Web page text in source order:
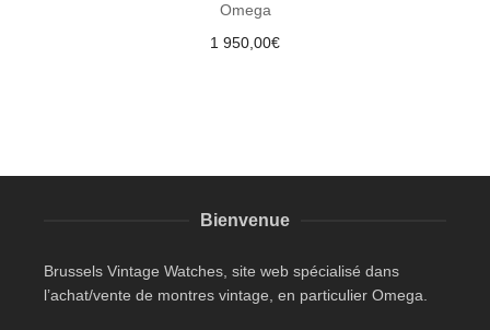
Omega
1 950,00€
Bienvenue
Brussels Vintage Watches, site web spécialisé dans
l’achat/vente de montres vintage, en particulier Omega.